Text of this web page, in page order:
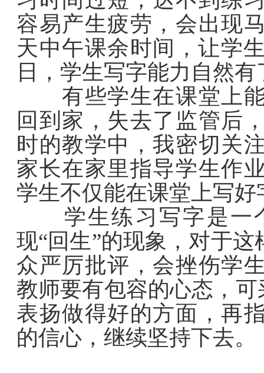
容易产生疲劳，会出现
天中午课余时间，让学
日，学生写字能力自然有
有些学生在课堂上能
回到家，失去了监管后
时的教学中，我密切关
家长在家里指导学生作
学生不仅能在课堂上写
学生练习写字是一
现“回生”的现象，对于
众严厉批评，会挫伤学
教师要有包容的心态，
表扬做得好的方面，再
的信心，继续坚持下去。